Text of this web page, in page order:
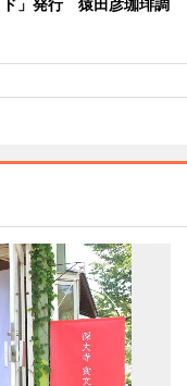
ド」発行 猿田彦珈琲調